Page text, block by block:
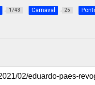
1743 Carnaval 25